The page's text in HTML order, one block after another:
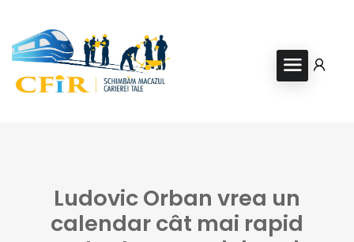
Ludovic Orban vrea un
calendar cât mai rapid